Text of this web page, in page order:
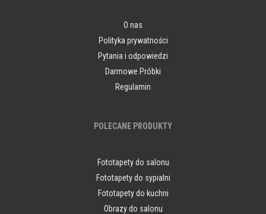
O nas
Polityka prywatności
Pytania i odpowiedzi
Darmowe Próbki
Regulamin
POLECANE PRODUKTY
Fototapety do salonu
Fototapety do sypialni
Fototapety do kuchni
Obrazy do salonu